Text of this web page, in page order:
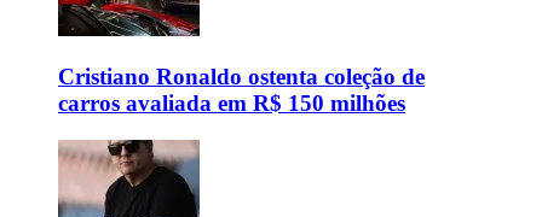
Cristiano Ronaldo ostenta coleção de
carros avaliada em R$ 150 milhões